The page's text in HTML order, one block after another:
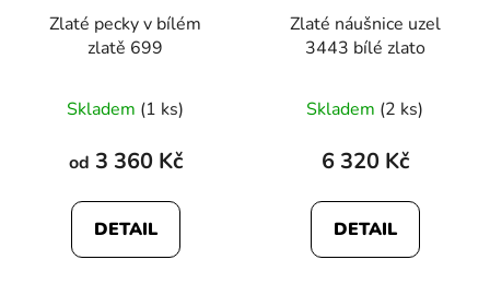
Zlaté pecky v bílém
zlatě 699
Skladem (1 ks)
od 3 360 Kč
DETAIL
Zlaté náušnice uzel
3443 bílé zlato
hodnocení
produktu
5,0
z
Skladem (2 ks)
6 320 Kč
DETAIL